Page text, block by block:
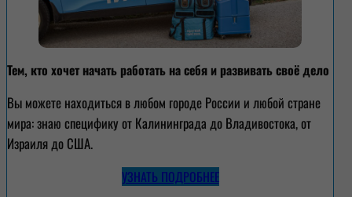
Тем, кто хочет начать работать на себя и развивать своё дело
Вы можете находиться в любом городе России и любой стране
мира: знаю специфику от Калининграда до Владивостока, от
Израиля до США.
УЗНАТЬ ПОДРОБНЕЕ